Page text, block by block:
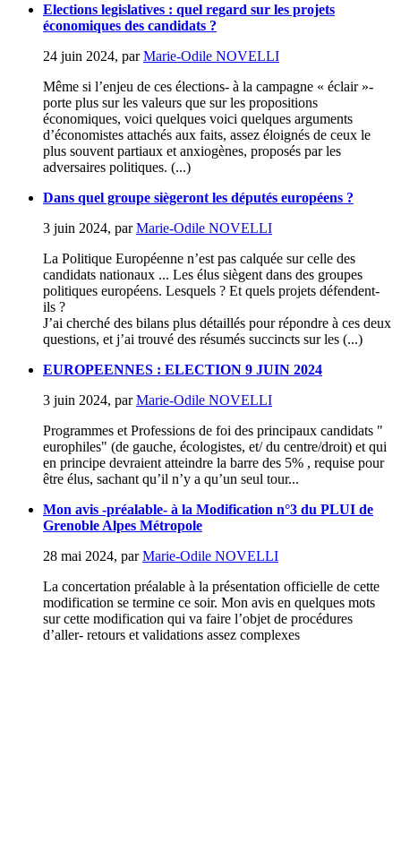
Elections legislatives : quel regard sur les projets
économiques des candidats ?
24 juin 2024, parMarie-Odile NOVELLI
Même si l’enjeu de ces élections- à la campagne « éclair »-
porte plus sur les valeurs que sur les propositions
économiques, voici quelques voici quelques arguments
d’économistes attachés aux faits, assez éloignés de ceux le
plus souvent partiaux et anxiogènes, proposés par les
adversaires politiques. (...)
Dans quel groupe siègeront les députés européens ?
3 juin 2024, parMarie-Odile NOVELLI
La Politique Européenne n’est pas calquée sur celle des
candidats nationaux ... Les élus siègent dans des groupes
politiques européens. Lesquels ? Et quels projets défendent-
ils ?
J’ai cherché des bilans plus détaillés pour répondre à ces deux
questions, et j’ai trouvé des résumés succincts sur les (...)
EUROPEENNES : ELECTION 9 JUIN 2024
3 juin 2024, parMarie-Odile NOVELLI
Programmes et Professions de foi des principaux candidats "
europhiles" (de gauche, écologistes, et/ du centre/droit) et qui
en principe devraient atteindre la barre des 5% , requise pour
être élus, sachant qu’il n’y a qu’un seul tour...
Mon avis -préalable- à la Modification n°3 du PLUI de
Grenoble Alpes Métropole
28 mai 2024, parMarie-Odile NOVELLI
La concertation préalable à la présentation officielle de cette
modification se termine ce soir. Mon avis en quelques mots
sur cette modification qui va faire l’objet de procédures
d’aller- retours et validations assez complexes